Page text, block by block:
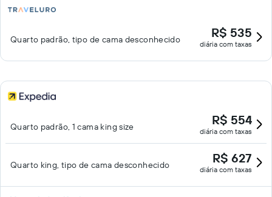
Quarto padrão, tipo de cama desconhecido R$ 535
diária com taxas
Quarto padrão, 1 cama king size R$ 554
diária com taxas
Quarto king, tipo de cama desconhecido R$ 627
diária com taxas